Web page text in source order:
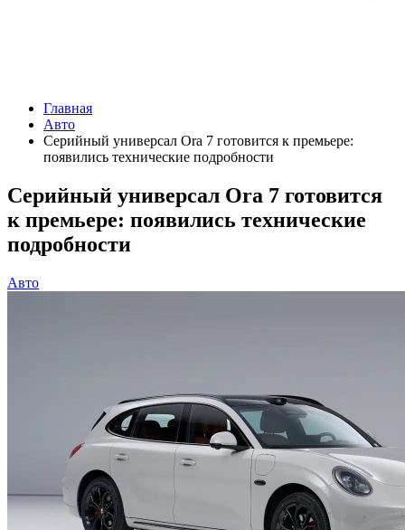
Главная
Авто
Серийный универсал Ora 7 готовится к премьере:
появились технические подробности
Серийный универсал Ora 7 готовится
к премьере: появились технические
подробности
Авто